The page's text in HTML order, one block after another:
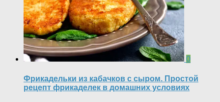
0
Фрикадельки из кабачков с сыром. Простой
рецепт фрикаделек в домашних условиях